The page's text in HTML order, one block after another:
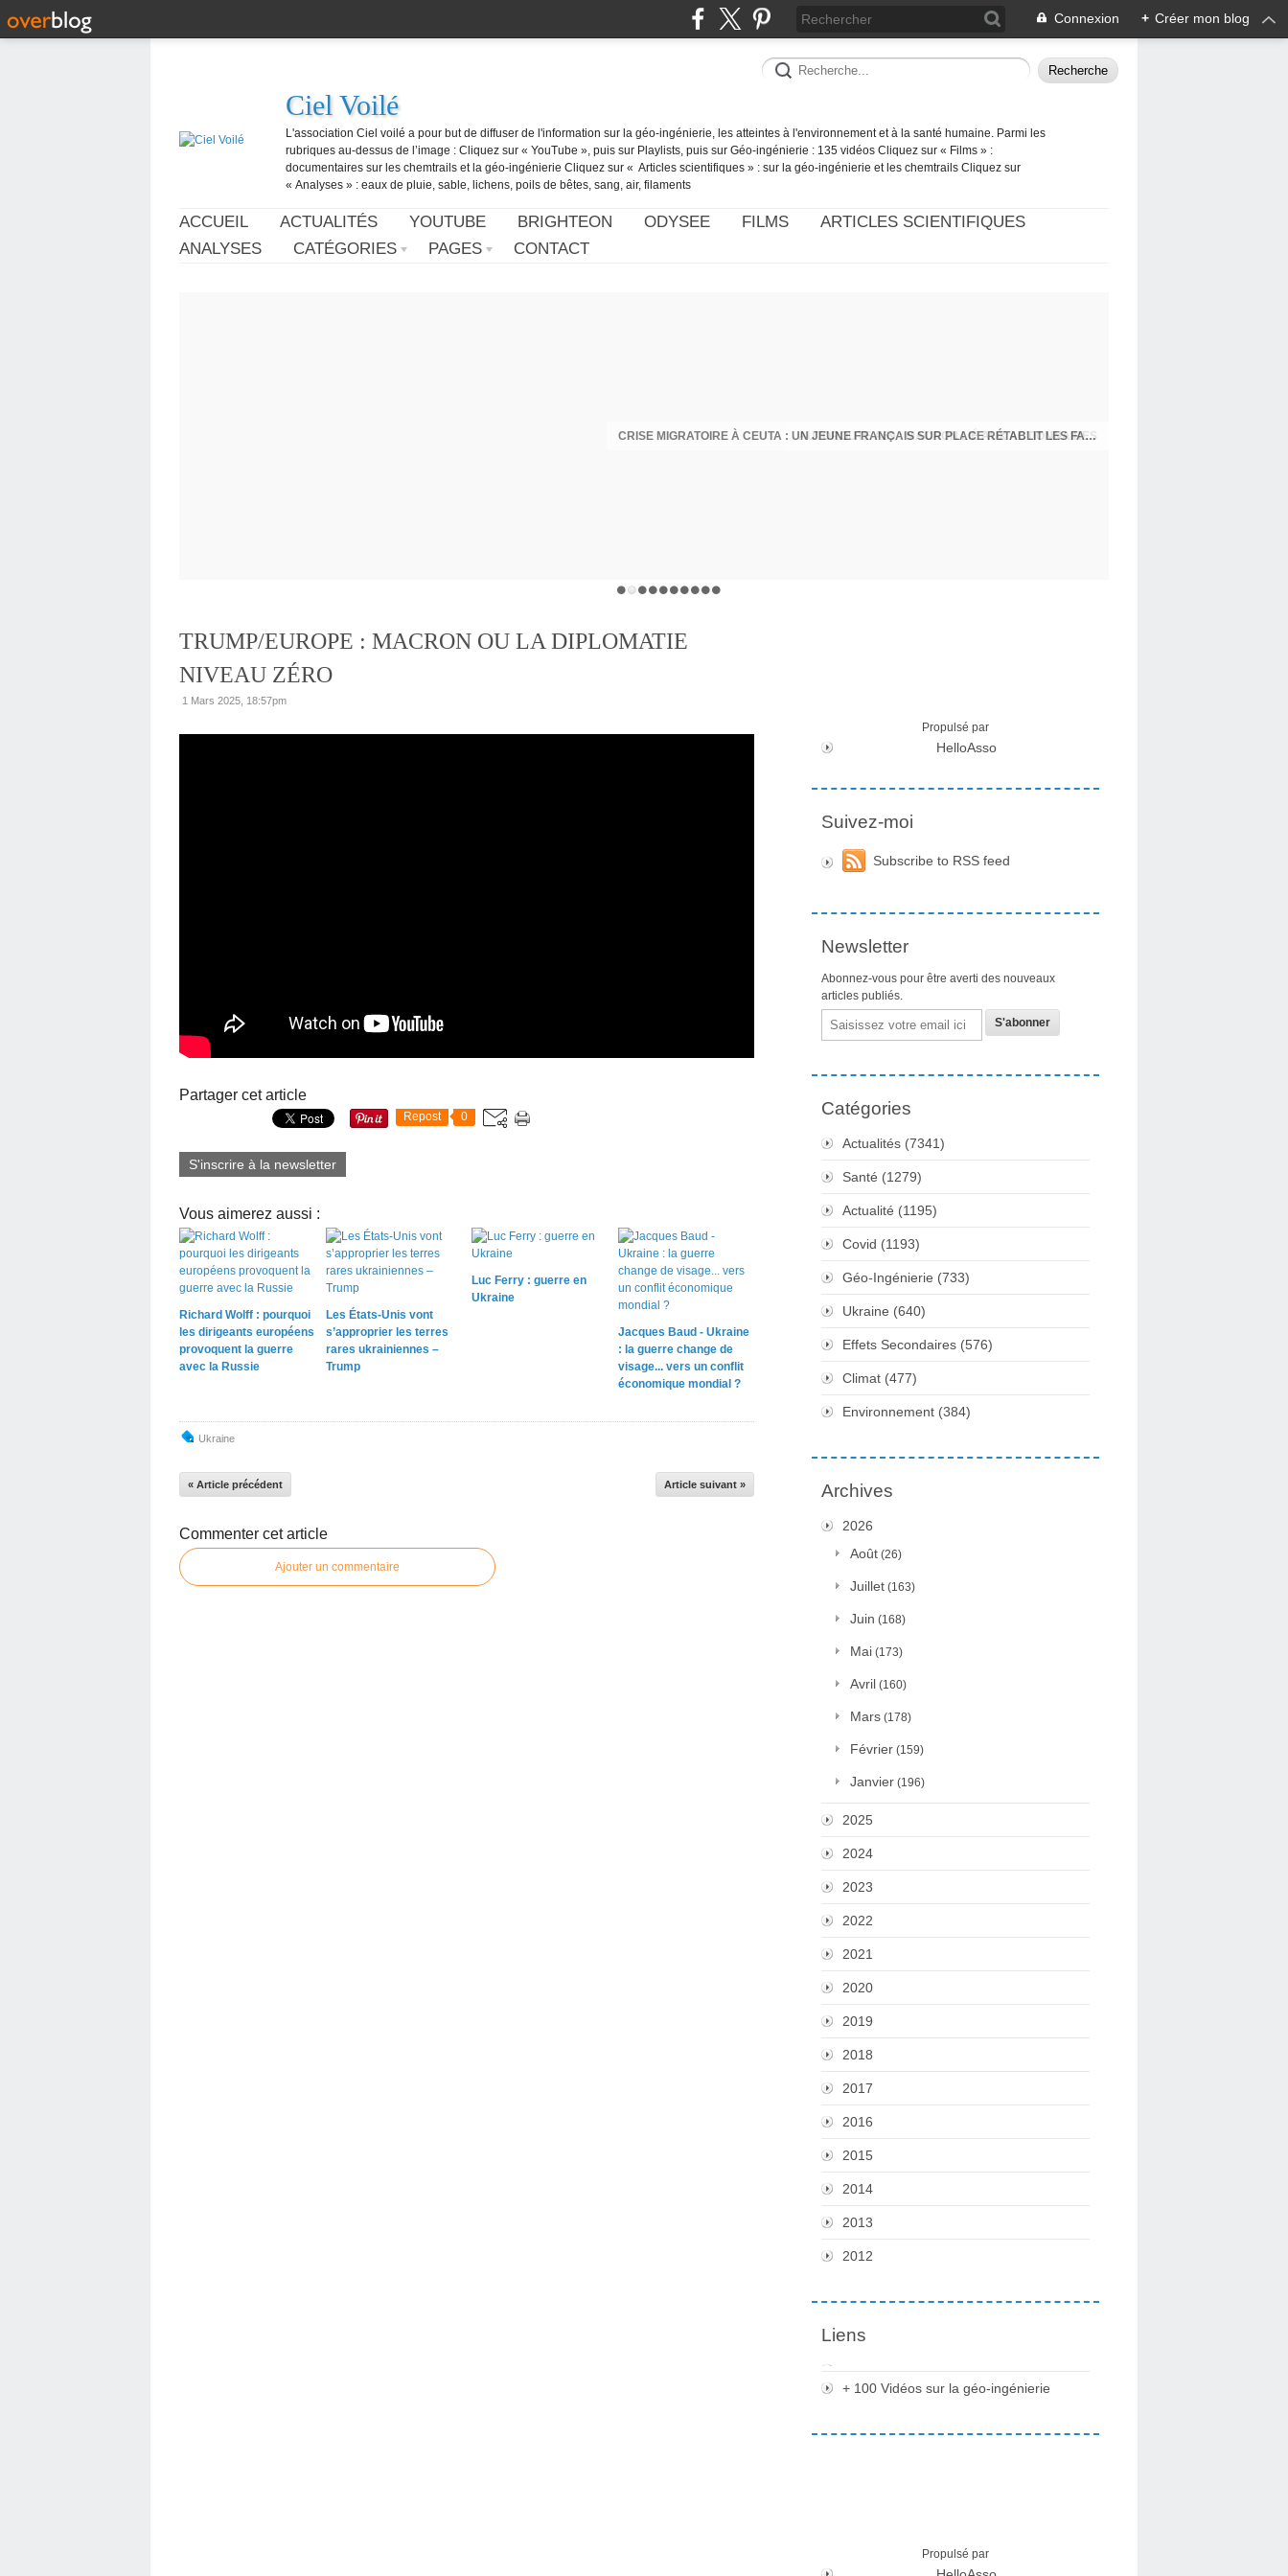
Connexion + Créer mon blog
Ciel Voilé
L'association Ciel voilé a pour but de diffuser de l'information sur la géo-ingénierie, les atteintes à l'environnement et à la santé humaine. Parmi les
rubriques au-dessus de l’image : Cliquez sur « YouTube », puis sur Playlists, puis sur Géo-ingénierie : 135 vidéos Cliquez sur « Films » :
documentaires sur les chemtrails et la géo-ingénierie Cliquez sur « Articles scientifiques » : sur la géo-ingénierie et les chemtrails Cliquez sur
« Analyses » : eaux de pluie, sable, lichens, poils de bêtes, sang, air, filaments
ACCUEIL ACTUALITÉS YOUTUBE BRIGHTEON ODYSEE FILMS
ARTICLES SCIENTIFIQUES
ANALYSES
CATÉGORIES PAGES CONTACT
CRISE MIGRATOIRE À CEUTA : UN JEUNE FRANÇAIS SUR PLACE RÉTABLIT LES FAITS ! - RAPHAËL AYMA
TRUMP/EUROPE : MACRON OU LA DIPLOMATIE
NIVEAU ZÉRO
1 Mars 2025, 18:57pm
Partager cet article
Repost 0
S'inscrire à la newsletter
Vous aimerez aussi :
Richard Wolff : pourquoi
les dirigeants européens
provoquent la guerre
avec la Russie
Les États-Unis vont
s’approprier les terres
rares ukrainiennes –
Trump
Luc Ferry : guerre en
Ukraine
Jacques Baud - Ukraine
: la guerre change de
visage... vers un conflit
économique mondial ?
Ukraine
« Article précédent Article suivant »
Commenter cet article
Ajouter un commentaire
Propulsé par
HelloAsso
Suivez-moi
Subscribe to RSS feed
Newsletter
Abonnez-vous pour être averti des nouveaux
articles publiés.
Email
Catégories
Actualités (7341)
Santé (1279)
Actualité (1195)
Covid (1193)
Géo-Ingénierie (733)
Ukraine (640)
Effets Secondaires (576)
Climat (477)
Environnement (384)
Archives
2026
Août (26)
Juillet (163)
Juin (168)
Mai (173)
Avril (160)
Mars (178)
Février (159)
Janvier (196)
2025
2024
2023
2022
2021
2020
2019
2018
2017
2016
2015
2014
2013
2012
Liens
+ 100 Vidéos sur la géo-ingénierie
Propulsé par